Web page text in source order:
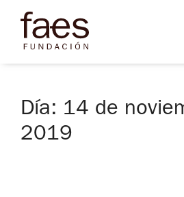
Día: 14 de
2019